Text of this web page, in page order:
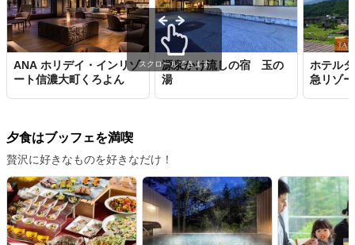
ANA ホリデイ・インリゾ
ート信濃大町くろよん
源泉かけ流しの宿 玉の
湯
ホテル
急リゾ
スクロールできます
夕食はブッフェを満喫
贅沢に好きなものを好きなだけ！